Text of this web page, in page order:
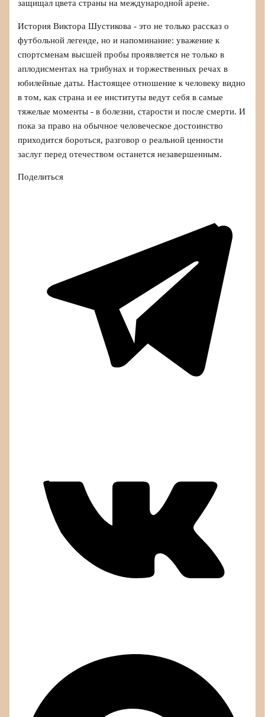
защищал цвета страны на международной арене.
История Виктора Шустикова - это не только рассказ о
футбольной легенде, но и напоминание: уважение к
спортсменам высшей пробы проявляется не только в
аплодисментах на трибунах и торжественных речах в
юбилейные даты. Настоящее отношение к человеку видно
в том, как страна и ее институты ведут себя в самые
тяжелые моменты - в болезни, старости и после смерти. И
пока за право на обычное человеческое достоинство
приходится бороться, разговор о реальной ценности
заслуг перед отечеством останется незавершенным.
Поделиться